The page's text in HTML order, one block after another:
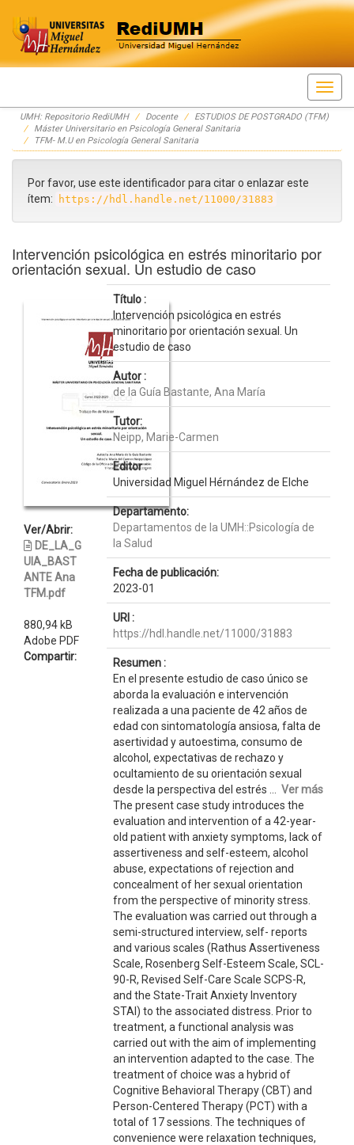
Skip
navigation
UMH: Repositorio RediUMH Docente
ESTUDIOS DE POSTGRADO (TFM)
Máster Universitario en Psicología General Sanitaria
TFM- M.U en Psicología General Sanitaria
Por favor, use este identificador para citar o enlazar este
ítem:
https://hdl.handle.net/11000/31883
Intervención psicológica en estrés minoritario por
orientación sexual. Un estudio de caso
Ver/Abrir:
DE_LA_G
UIA_BAST
ANTE Ana
TFM.pdf
880,94 kB
Adobe PDF
Compartir:
Título :
Intervención psicológica en estrés
minoritario por orientación sexual. Un
estudio de caso
Autor :
de la Guía Bastante, Ana María
Tutor:
Neipp, Marie-Carmen
Editor :
Universidad Miguel Hérnández de Elche
Departamento:
Departamentos de la UMH::Psicología de
la Salud
Fecha de publicación:
2023-01
URI :
https://hdl.handle.net/11000/31883
Resumen :
En el presente estudio de caso único se
aborda la evaluación e intervención
realizada a una paciente de 42 años de
edad con sintomatología ansiosa, falta de
asertividad y autoestima, consumo de
alcohol, expectativas de rechazo y
ocultamiento de su orientación sexual
desde la perspectiva del estrés ... Ver más
The present case study introduces the
evaluation and intervention of a 42-year-
old patient with anxiety symptoms, lack of
assertiveness and self-esteem, alcohol
abuse, expectations of rejection and
concealment of her sexual orientation
from the perspective of minority stress.
The evaluation was carried out through a
semi-structured interview, self- reports
and various scales (Rathus Assertiveness
Scale, Rosenberg Self-Esteem Scale, SCL-
90-R, Revised Self-Care Scale SCPS-R,
and the State-Trait Anxiety Inventory
STAI) to the associated distress. Prior to
treatment, a functional analysis was
carried out with the aim of implementing
an intervention adapted to the case. The
treatment of choice was a hybrid of
Cognitive Behavioral Therapy (CBT) and
Person-Centered Therapy (PCT) with a
total of 17 sessions. The techniques of
convenience were relaxation techniques,